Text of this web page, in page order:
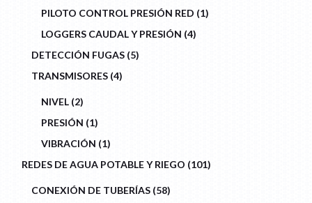
PILOTO CONTROL PRESIÓN RED 11
PRODUCT
LOGGERS CAUDAL Y PRESIÓN 44
PRODUCTS
DETECCIÓN FUGAS 55
PRODUCTS
TRANSMISORES 44
PRODUCTS
NIVEL 22
PRODUCTS
PRESIÓN 11
PRODUCT
VIBRACIÓN 11
PRODUCT
REDES DE AGUA POTABLE Y RIEGO 101101
PRODUCTS
CONEXIÓN DE TUBERÍAS 5858
PRODUCTS